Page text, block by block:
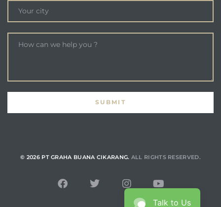
© 2026 PT GRAHA BUANA CIKARANG. ALL RIGHTS RESERVED.
Talk to Us